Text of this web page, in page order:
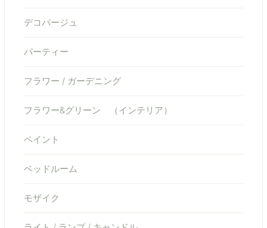
デコパージュ
パーティー
フラワー / ガーデニング
フラワー&グリーン （インテリア）
ペイント
ベッドルーム
モザイク